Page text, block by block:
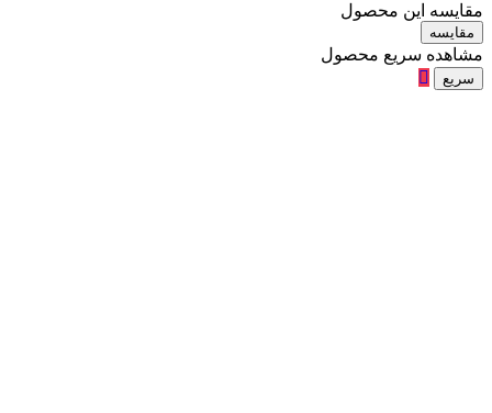
این محصول
سریع محصول